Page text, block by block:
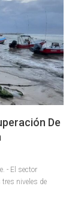
De
- El sector
niveles de